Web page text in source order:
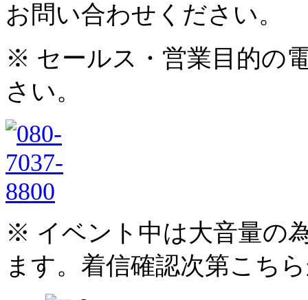
お問い合わせください。
※ セールス・営業目的の
さい。
※ イベント中は大音量の
ます。着信確認次第こち